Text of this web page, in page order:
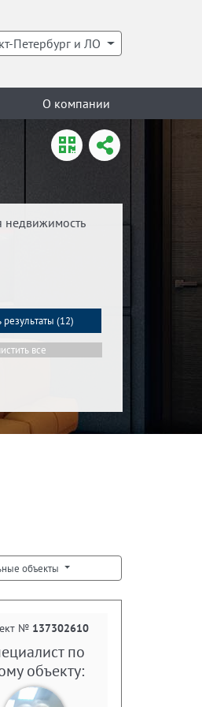
Петербург и ЛО
О компании
недвижимость
результаты (12)
все
объекты
№ 137302610
по
объекту: